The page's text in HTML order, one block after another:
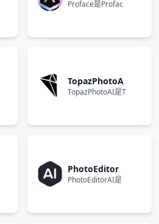
Proface是Profac
TopazPhotoA
TopazPhotoAI是T
PhotoEditor
PhotoEditorAI是